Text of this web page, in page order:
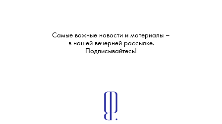
Самые важные новости и материалы –
в нашей вечерней рассылке.
Подписывайтесь!